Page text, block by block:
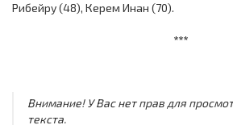
Рибейру (48), Керем Инан (70).
***
Внимание! У Вас нет прав для
текста.